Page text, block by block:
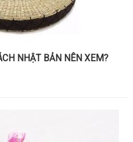
NHẬT BẢN NÊN XEM?